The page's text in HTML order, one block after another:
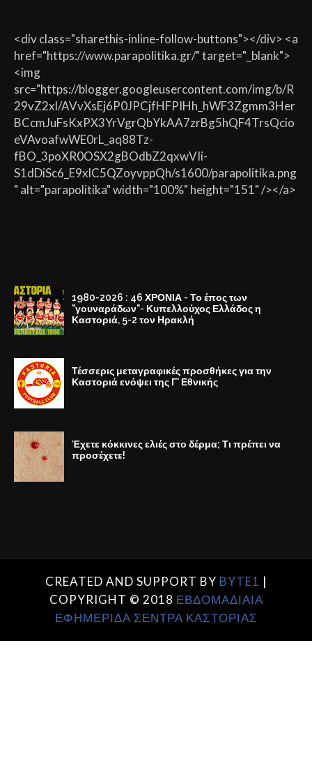
<div class="sharethis-inline-follow-buttons"></div> <a
href="https://www.parapolitika.gr/" target="_blank">
<img
src="https://blogger.googleusercontent.com/img/b/R
29vZ2xl/AVvXsEj6P0JPCjfHFPIHh_hWF3Zgmm3Her
BCcmJuFsKxPX3YrVgrQbYkAA7zrBg5hQF4TrsQcio
eVAvoafwWE0rL_aq88Tz-
fBO_3poXR0OSX2gBOdbZ2qxwVIi-
S1dDiSc6_E9xlC5QZoyvppQh/s1600/parapolitika.png
" alt="parapolitika" width="100%" height="151" /></a>
1980-2026 : 46 ΧΡΟΝΙΑ - Το έπος των
"γουναράδων"- Κυπελλούχος Ελλάδος η
Καστοριά, 5-2 τον Ηρακλή
Τέσσερις μεταγραφικές προσθήκες για την
Καστοριά ενόψει της Γ' Εθνικής
Έχετε κόκκινες ελιές στο δέρμα; Τι πρέπει να
προσέχετε!
CREATED AND SUPPORT BY BYTE1 |
COPYRIGHT © 2018 ΕΒΔΟΜΑΔΙΑΙΑ
ΕΦΗΜΕΡΙΔΑ ΣΕΝΤΡΑ ΚΑΣΤΟΡΙΑΣ